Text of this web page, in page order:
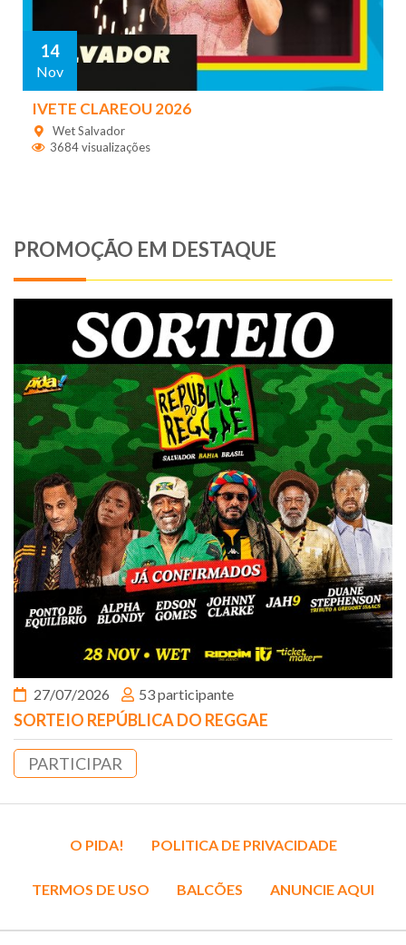
14
Nov
IVETE CLAREOU 2026
Wet Salvador
3684 visualizações
PROMOÇÃO EM DESTAQUE
27/07/2026 53 participante
SORTEIO REPÚBLICA DO REGGAE
PARTICIPAR
O PIDA! POLITICA DE PRIVACIDADE
TERMOS DE USO BALCÕES ANUNCIE AQUI